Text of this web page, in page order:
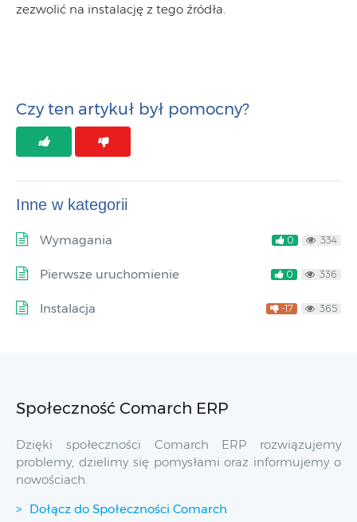
zezwolić na instalację z tego źródła.
Czy ten artykuł był pomocny?
Inne w kategorii
Wymagania 0 334
Pierwsze uruchomienie 0 336
Instalacja -17 365
Społeczność Comarch ERP
Dzięki społeczności Comarch ERP rozwiązujemy
problemy, dzielimy się pomysłami oraz informujemy o
nowościach.
Dołącz do Społeczności Comarch